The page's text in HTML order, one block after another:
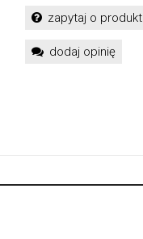
zapytaj o produkt
dodaj opinię